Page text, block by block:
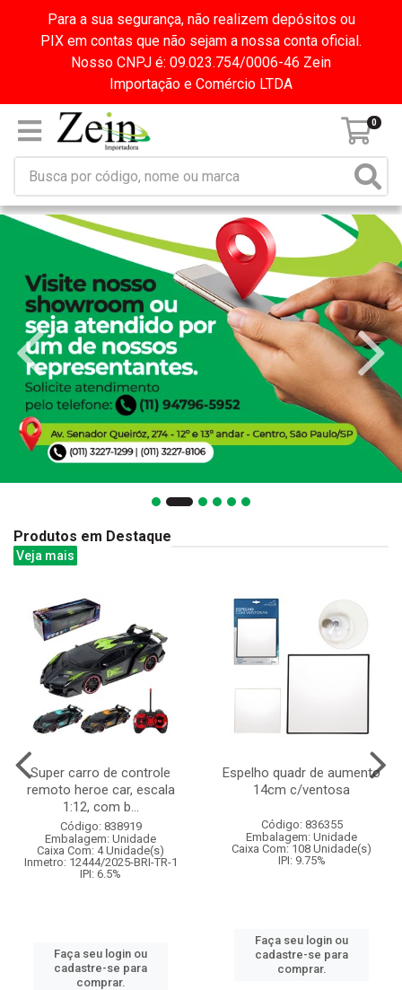
Para a sua segurança, não realizem depósitos ou
PIX em contas que não sejam a nossa conta oficial.
Nosso CNPJ é: 09.023.754/0006-46 Zein
Importação e Comércio LTDA
0
Produtos em Destaque
Veja mais
Super carro de controle
remoto heroe car, escala
1:12, com b...
Código: 838919
Embalagem: Unidade
Caixa Com: 4 Unidade(s)
Inmetro: 12444/2025-BRI-TR-1
IPI: 6.5%
Faça seu login ou
cadastre-se para
comprar.
Espelho quadr de aumento
14cm c/ventosa
Código: 836355
Embalagem: Unidade
Caixa Com: 108 Unidade(s)
IPI: 9.75%
Faça seu login ou
cadastre-se para
comprar.